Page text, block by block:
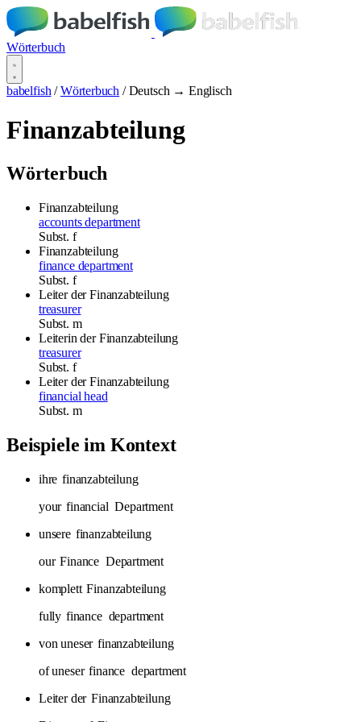
Wörterbuch
babelfish / Wörterbuch / Deutsch → Englisch
Finanzabteilung
Wörterbuch
Finanzabteilung
accounts department
Subst. f
Finanzabteilung
finance department
Subst. f
Leiter der Finanzabteilung
treasurer
Subst. m
Leiterin der Finanzabteilung
treasurer
Subst. f
Leiter der Finanzabteilung
financial head
Subst. m
Beispiele im Kontext
ihre finanzabteilung
your financial Department
unsere finanzabteilung
our Finance Department
komplett Finanzabteilung
fully finance department
von uneser finanzabteilung
of uneser finance department
Leiter der Finanzabteilung